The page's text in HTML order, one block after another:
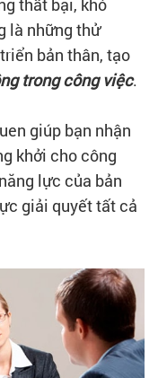
thất bại, khó
là những thử
bản thân, tạo
trong công việc.
giúp bạn nhận
khởi cho công
lực của bản
giải quyết tất cả